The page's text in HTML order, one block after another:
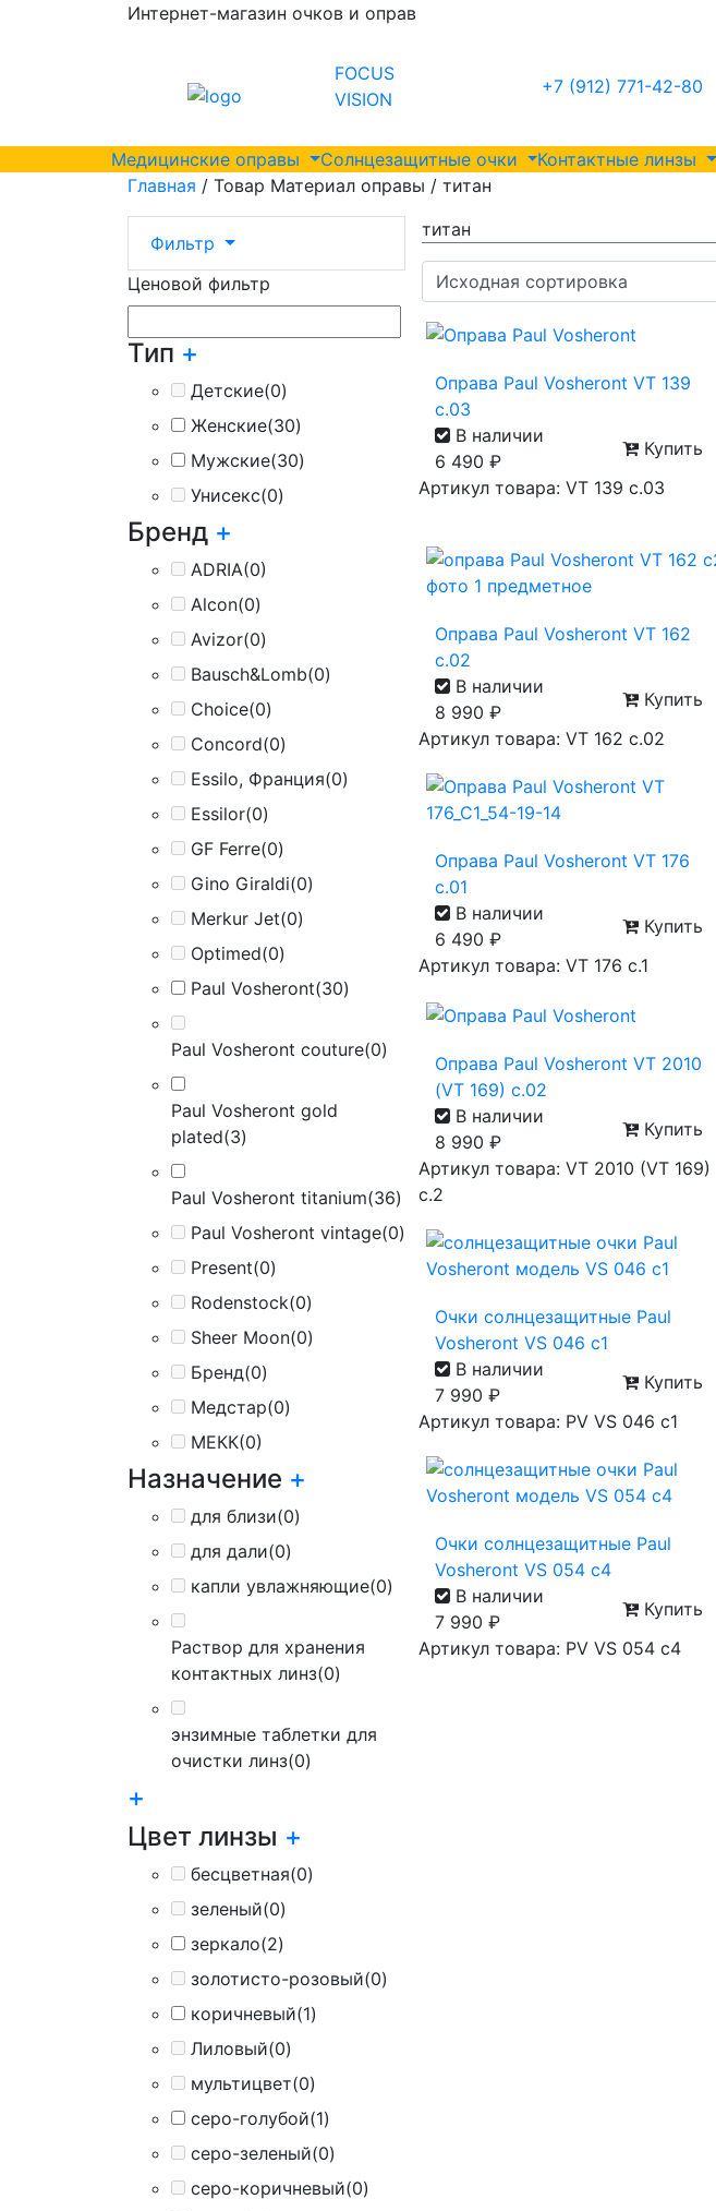
Интернет-магазин очков и оправ
FOCUS
VISION
+7 (912) 771-42-80
Медицинские оправы Солнцезащитные очки Контактные линзы
Главная / Товар Материал оправы / титан
Фильтр
Ценовой фильтр
Тип +
Детские(0)
Женские(30)
Мужские(30)
Унисекс(0)
Бренд +
ADRIA(0)
Alcon(0)
Avizor(0)
Bausch&Lomb(0)
Choice(0)
Concord(0)
Essilo, Франция(0)
Essilor(0)
GF Ferre(0)
Gino Giraldi(0)
Merkur Jet(0)
Optimed(0)
Paul Vosheront(30)
Paul Vosheront couture(0)
Paul Vosheront gold
plated(3)
Paul Vosheront titanium(36)
Paul Vosheront vintage(0)
Present(0)
Rodenstock(0)
Sheer Moon(0)
Бренд(0)
Медстар(0)
МЕКК(0)
Назначение +
для близи(0)
для дали(0)
капли увлажняющие(0)
Раствор для хранения
контактных линз(0)
энзимные таблетки для
очистки линз(0)
+
Цвет линзы +
бесцветная(0)
зеленый(0)
зеркало(2)
золотисто-розовый(0)
коричневый(1)
Лиловый(0)
мультицвет(0)
серо-голубой(1)
серо-зеленый(0)
серо-коричневый(0)
титан
Оправа Paul Vosheront VT 139
с.03
В наличии
6 490 ₽
Купить
Артикул товара: VT 139 с.03
Оправа Paul Vosheront VT 162
с.02
В наличии
8 990 ₽
Купить
Артикул товара: VT 162 с.02
Оправа Paul Vosheront VT 176
с.01
В наличии
6 490 ₽
Купить
Артикул товара: VT 176 с.1
Оправа Paul Vosheront VT 2010
(VT 169) с.02
В наличии
8 990 ₽
Купить
Артикул товара: VT 2010 (VT 169)
с.2
Очки солнцезащитные Paul
Vosheront VS 046 c1
В наличии
7 990 ₽
Купить
Артикул товара: PV VS 046 c1
Очки солнцезащитные Paul
Vosheront VS 054 с4
В наличии
7 990 ₽
Купить
Артикул товара: PV VS 054 с4